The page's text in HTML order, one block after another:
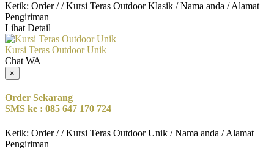
Ketik: Order / / Kursi Teras Outdoor Klasik / Nama anda / Alamat
Pengiriman
Lihat Detail
Kursi Teras Outdoor Unik
Chat WA
×
Order Sekarang
SMS ke : 085 647 170 724
Ketik: Order / / Kursi Teras Outdoor Unik / Nama anda / Alamat
Pengiriman